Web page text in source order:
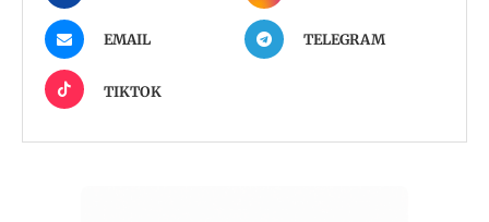
EMAIL TELEGRAM
TIKTOK